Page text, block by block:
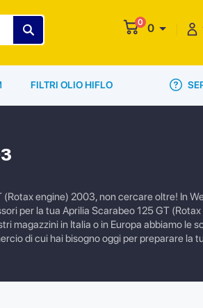
0 0
FILTRI OLIO HIFLO
engine) 2003, non cercare oltre! In
per la tua Aprilia Scarabeo 125 GT
magazzini in Italia o in Europa abbiamo le
di cui hai bisogno oggi per preparare la